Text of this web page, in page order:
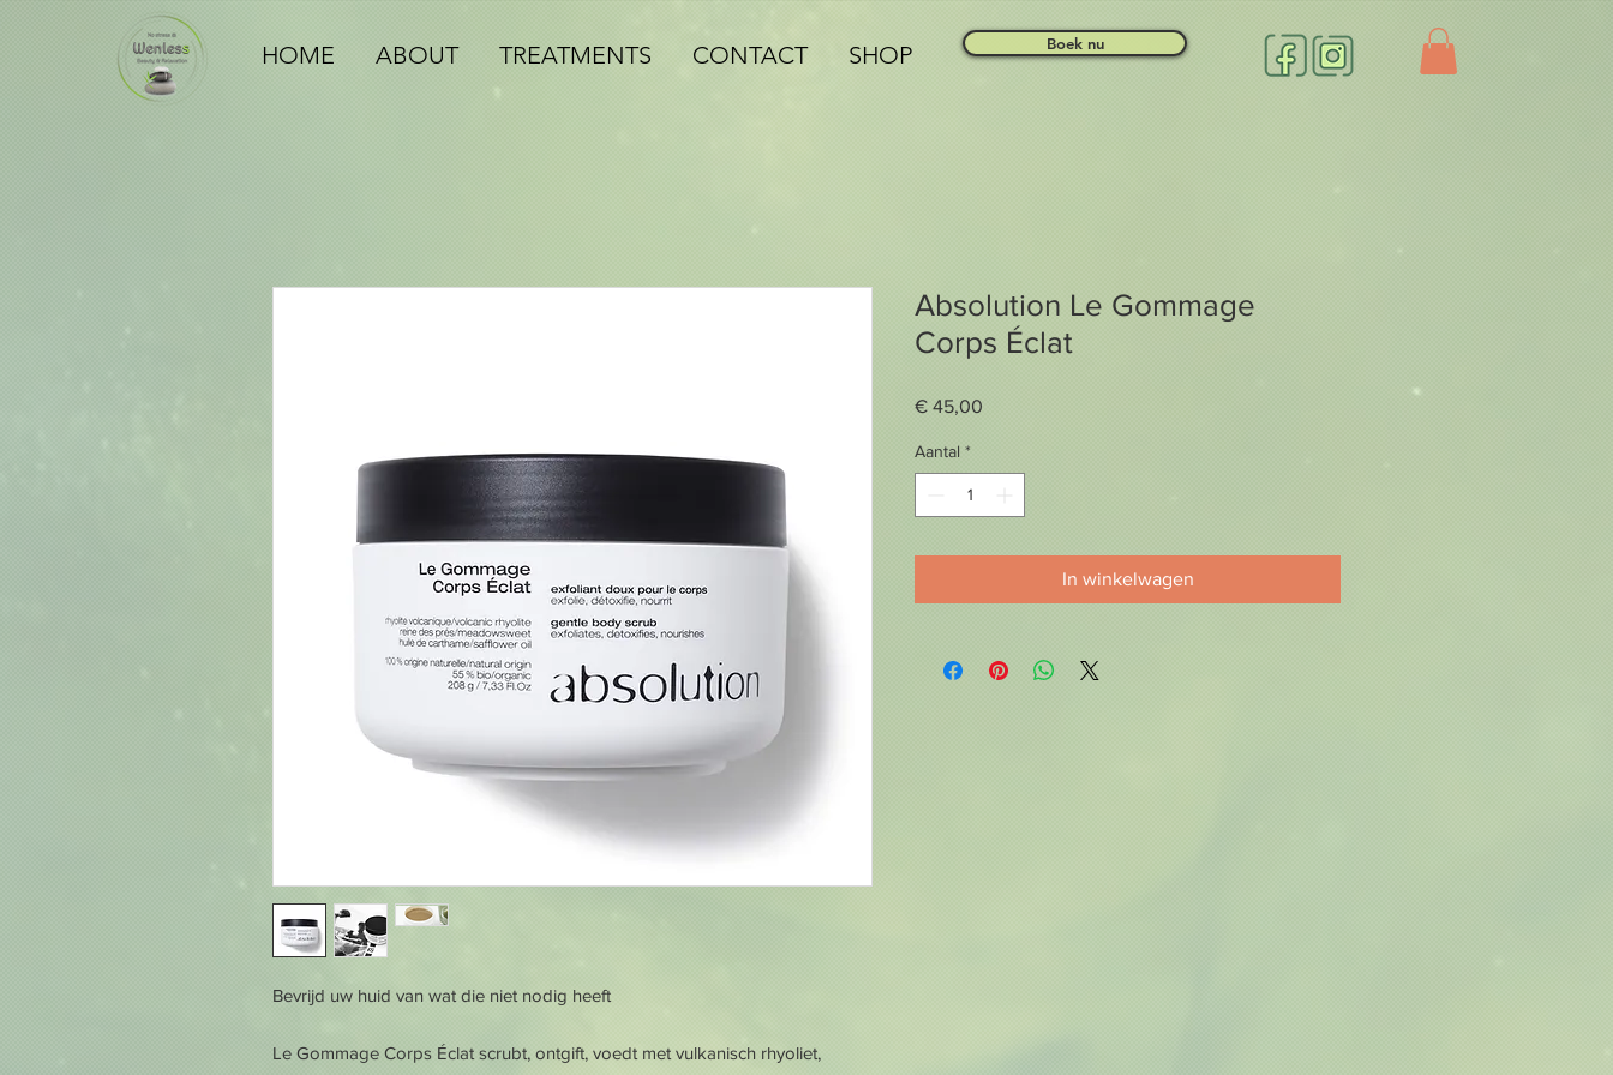
HOME ABOUT TREATMENTS CONTACT SHOP Boek nu
Bevrijd uw huid van wat die niet nodig heeft
Le Gommage Corps Éclat scrubt, ontgift, voedt met vulkanisch rhyoliet,
Absolution Le Gommage
Corps Éclat
€ 45,00
Aantal *
In winkelwagen